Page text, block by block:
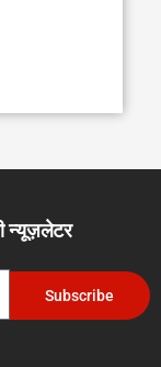
न्यूज़लेटर
Subscribe